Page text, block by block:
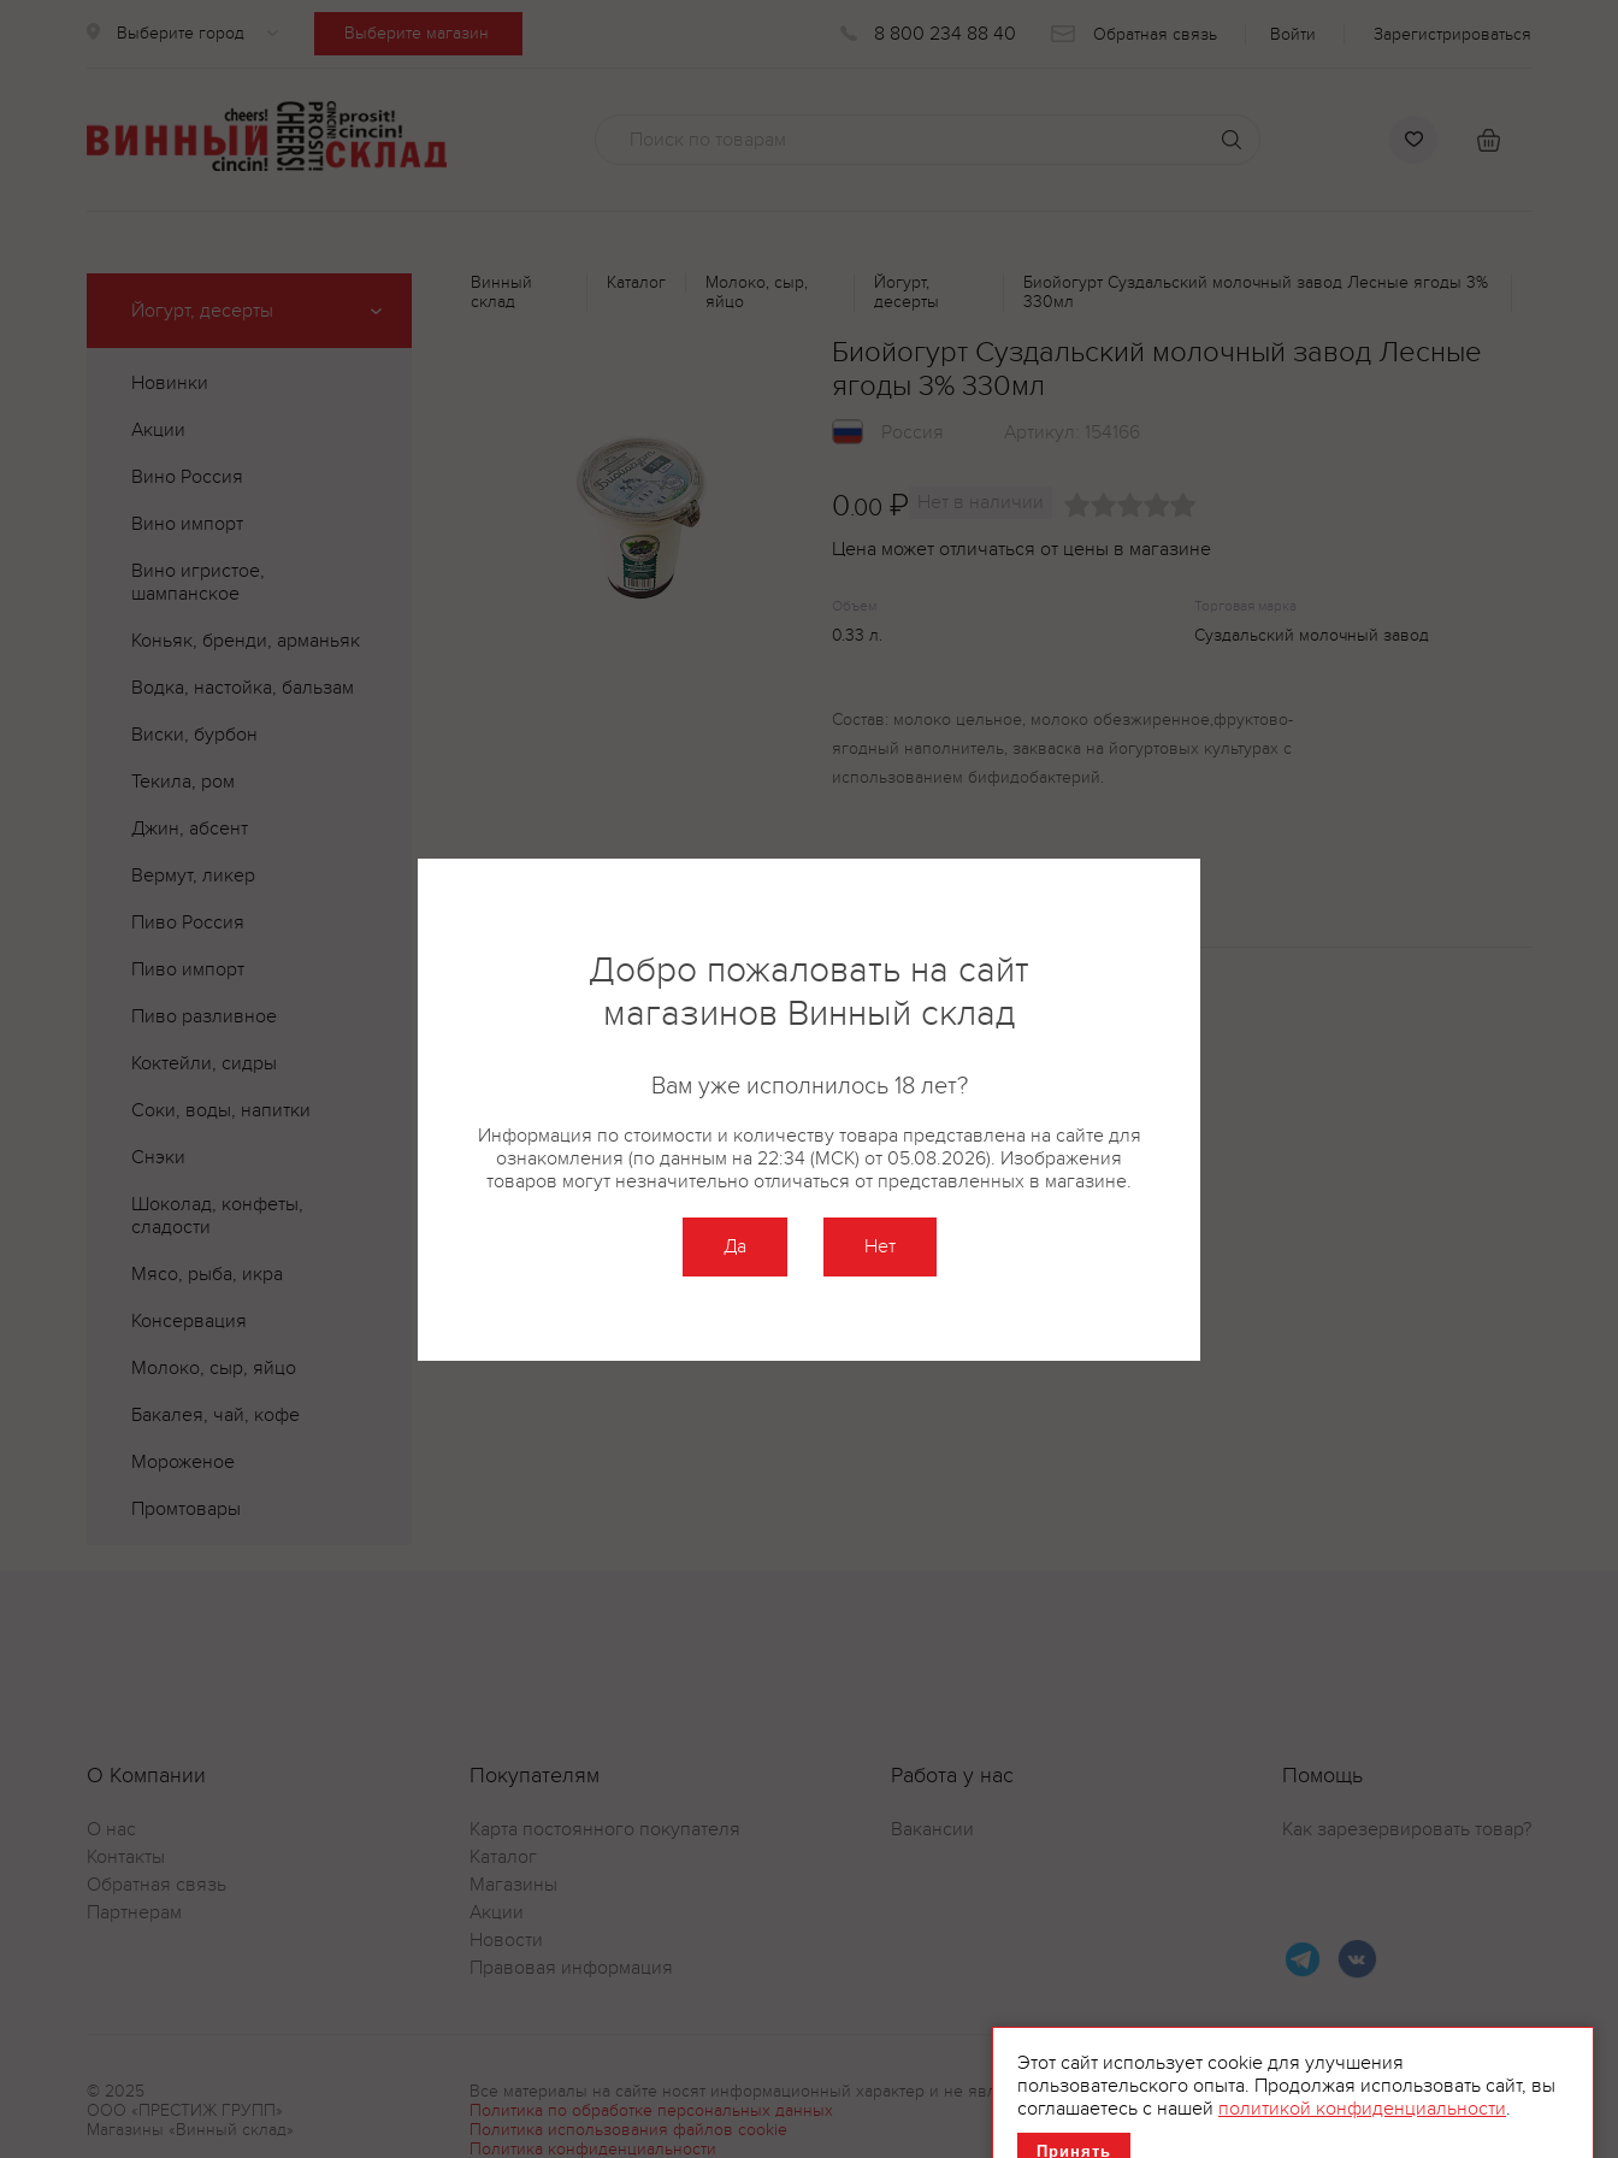
Выберите город Выберите магазин 8 800 234 88 40 Обратная связь Войти Зарегистрироваться
Йогурт, десерты
Новинки
Акции
Вино Россия
Вино импорт
Вино игристое,
шампанское
Коньяк, бренди, арманьяк
Водка, настойка, бальзам
Виски, бурбон
Текила, ром
Джин, абсент
Вермут, ликер
Пиво Россия
Пиво импорт
Пиво разливное
Коктейли, сидры
Соки, воды, напитки
Снэки
Шоколад, конфеты,
сладости
Мясо, рыба, икра
Консервация
Молоко, сыр, яйцо
Бакалея, чай, кофе
Мороженое
Промтовары
Винный
склад
Каталог
Молоко, сыр,
яйцо
Йогурт,
десерты
Биойогурт Суздальский молочный завод Лесные ягоды 3%
330мл
Биойогурт Суздальский молочный завод Лесные
ягоды 3% 330мл
Россия Артикул: 154166
0.00 ₽ Нет в наличии
Цена может отличаться от цены в магазине
Объем
0.33 л.
Торговая марка
Суздальский молочный завод
Состав: молоко цельное, молоко обезжиренное,фруктово-
ягодный наполнитель, закваска на йогуртовых культурах с
использованием бифидобактерий.
О Компании
О нас
Контакты
Обратная связь
Партнерам
Покупателям
Карта постоянного покупателя
Каталог
Магазины
Акции
Новости
Правовая информация
Работа у нас
Вакансии
Помощь
Как зарезервировать товар?
© 2025
ООО «ПРЕСТИЖ ГРУПП»
Магазины «Винный склад»
Все материалы на сайте носят информационный характер и не являются рекламой.
Политика по обработке персональных данных
Политика использования файлов cookie
Политика конфиденциальности
Этот сайт использует cookie для улучшения
пользовательского опыта. Продолжая использовать сайт, вы
соглашаетесь с нашей политикой конфиденциальности.
Принять
Добро пожаловать на сайт
магазинов Винный склад
Вам уже исполнилось 18 лет?
Информация по стоимости и количеству товара представлена на сайте для
ознакомления (по данным на 22:34 (МСК) от 05.08.2026). Изображения
товаров могут незначительно отличаться от представленных в магазине.
Да Нет